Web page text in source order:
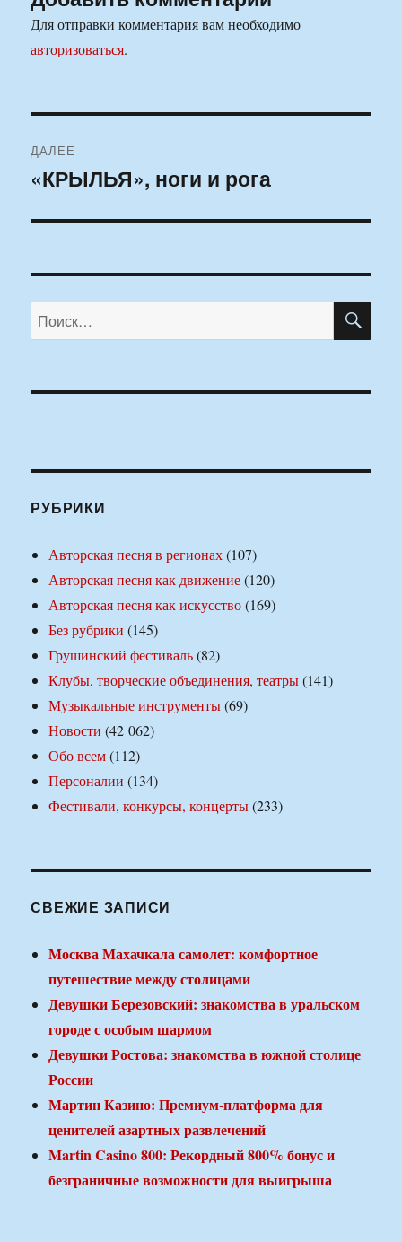
Для отправки комментария вам необходимо
авторизоваться.
по
ДАЛЕЕ
Следующая
«КРЫЛЬЯ», ноги и рога
Искать:
РУБРИКИ
Авторская песня в регионах(107)
Авторская песня как движение(120)
Авторская песня как искусство(169)
Без рубрики (145)
Грушинский фестиваль(82)
Клубы, творческие объединения, театры(141)
Музыкальные инструменты(69)
Новости (42 062)
Обо всем(112)
Персоналии (134)
Фестивали, конкурсы, концерты(233)
СВЕЖИЕ ЗАПИСИ
Москва Махачкала самолет: комфортное
путешествие между столицами
Девушки Березовский: знакомства в уральском
городе с особым шармом
Девушки Ростова: знакомства в южной столице
России
Мартин Казино: Премиум-платформа для
ценителей азартных развлечений
Martin Casino 800: Рекордный 800% бонус и
безграничные возможности для выигрыша